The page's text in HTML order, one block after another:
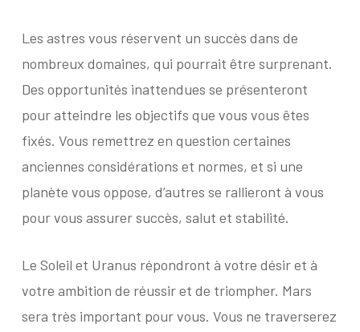
Les astres vous réservent un succès dans de
nombreux domaines, qui pourrait être surprenant.
Des opportunités inattendues se présenteront
pour atteindre les objectifs que vous vous êtes
fixés. Vous remettrez en question certaines
anciennes considérations et normes, et si une
planète vous oppose, d’autres se rallieront à vous
pour vous assurer succès, salut et stabilité.
Le Soleil et Uranus répondront à votre désir et à
votre ambition de réussir et de triompher. Mars
sera très important pour vous. Vous ne traverserez